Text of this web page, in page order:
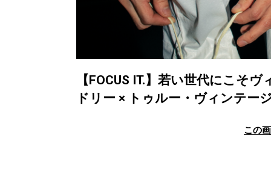
【FOCUS IT.】若い世代にこそ
ドリー × トゥルー・ヴィンテー
この